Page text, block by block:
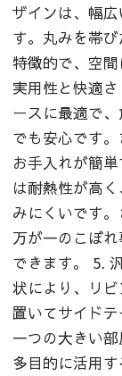
ザインは、幅
す。丸みを帯
特徴的で、空
実用性と快適
ースに最適で
でも安心です
お手入れが簡
は耐熱性が高
みにくいです
万が一のこぼ
できます。 5.
状により、リ
置いてサイドテ
一つの大きい
多目的に活用す